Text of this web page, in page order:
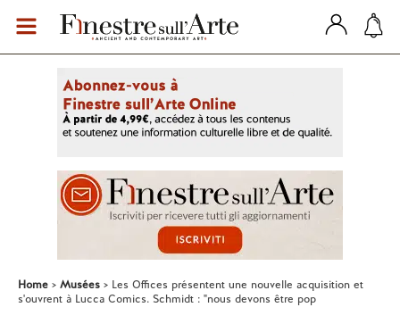
Home Musées
Les Offices présentent une nouvelle acquisition et
s'ouvrent à Lucca Comics. Schmidt : "nous devons être pop